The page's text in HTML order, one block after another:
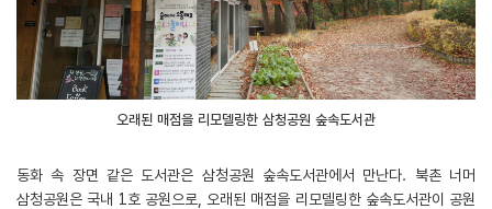
오래된 매점을 리모델링한 삼청공원 숲속도서관
동화 속 장면 같은 도서관은 삼청공원 숲속도서관에서 만난다. 북촌 너머
삼청공원은 국내 1호 공원으로, 오래된 매점을 리모델링한 숲속도서관이 공원